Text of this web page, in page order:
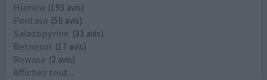
Humira (193 avis)
Pentasa (56 avis)
Salazopyrine (33 avis)
Betnesol (17 avis)
Rowasa (2 avis)
Affichez tout...